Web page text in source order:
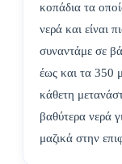
κοπάδια τα
νερά και είναι
συναντάμε σε
έως και τα 350
κάθετη
βαθύτερα νερά
μαζικά στην